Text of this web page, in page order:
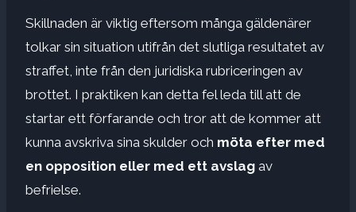
Skillnaden är viktig eftersom många gäldenärer
tolkar sin situation utifrån det slutliga resultatet av
straffet, inte från den juridiska rubriceringen av
brottet. I praktiken kan detta fel leda till att de
startar ett förfarande och tror att de kommer att
kunna avskriva sina skulder och möta efter med
en opposition eller med ett avslag av
befrielse.